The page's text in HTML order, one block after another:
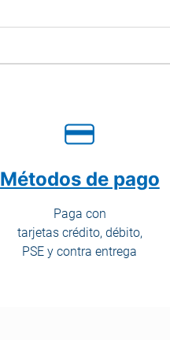
Métodos de pago
Paga con
tarjetas crédito, débito,
PSE y contra entrega